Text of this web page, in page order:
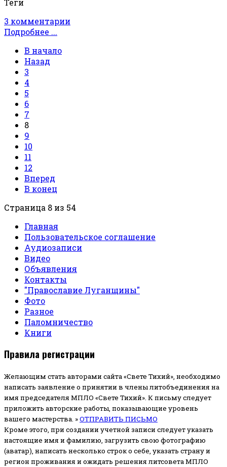
3 комментарии
Подробнее ...
В начало
Назад
3
4
5
6
7
8
9
10
11
12
Вперед
В конец
Страница 8 из 54
Главная
Пользовательское соглашение
Аудиозаписи
Видео
Объявления
Контакты
"Православие Луганщины"
Фото
Разное
Паломничество
Книги
Правила регистрации
Желающим стать авторами сайта «Свете Тихий», необходимо
написать заявление о принятии в члены литобъединения на
имя председателя МПЛО «Свете Тихий». К письму следует
приложить авторские работы, показывающие уровень
вашего мастерства. »ОТПРАВИТЬ ПИСЬМО
Кроме этого, при создании учетной записи следует указать
настоящие имя и фамилию, загрузить свою фотографию
(аватар), написать несколько строк о себе, указать страну и
регион проживания и ожидать решения литсовета МПЛО